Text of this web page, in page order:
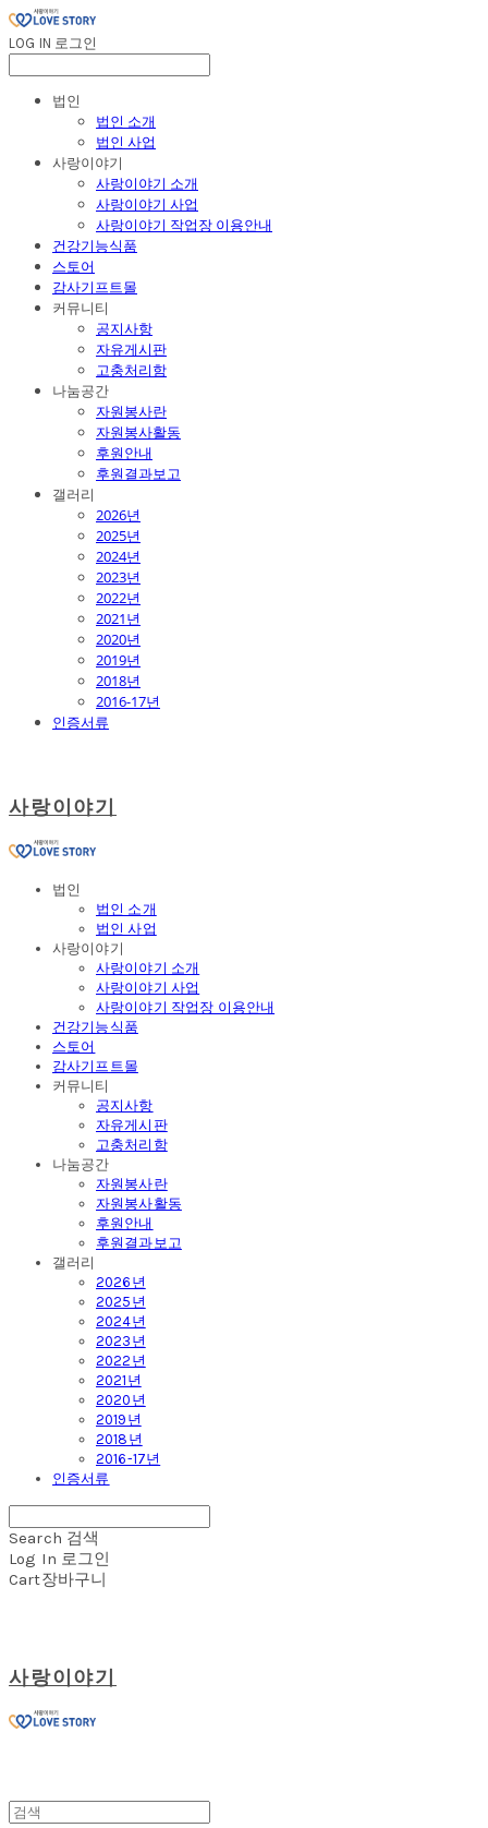
LOG IN 로그인
법인
법인 소개
법인 사업
사랑이야기
사랑이야기 소개
사랑이야기 사업
사랑이야기 작업장 이용안내
건강기능식품
스토어
감사기프트몰
커뮤니티
공지사항
자유게시판
고충처리함
나눔공간
자원봉사란
자원봉사활동
후원안내
후원결과보고
갤러리
2026년
2025년
2024년
2023년
2022년
2021년
2020년
2019년
2018년
2016-17년
인증서류
사랑이야기
법인
법인 소개
법인 사업
사랑이야기
사랑이야기 소개
사랑이야기 사업
사랑이야기 작업장 이용안내
건강기능식품
스토어
감사기프트몰
커뮤니티
공지사항
자유게시판
고충처리함
나눔공간
자원봉사란
자원봉사활동
후원안내
후원결과보고
갤러리
2026년
2025년
2024년
2023년
2022년
2021년
2020년
2019년
2018년
2016-17년
인증서류
Search 검색
Log In 로그인
Cart장바구니
사랑이야기